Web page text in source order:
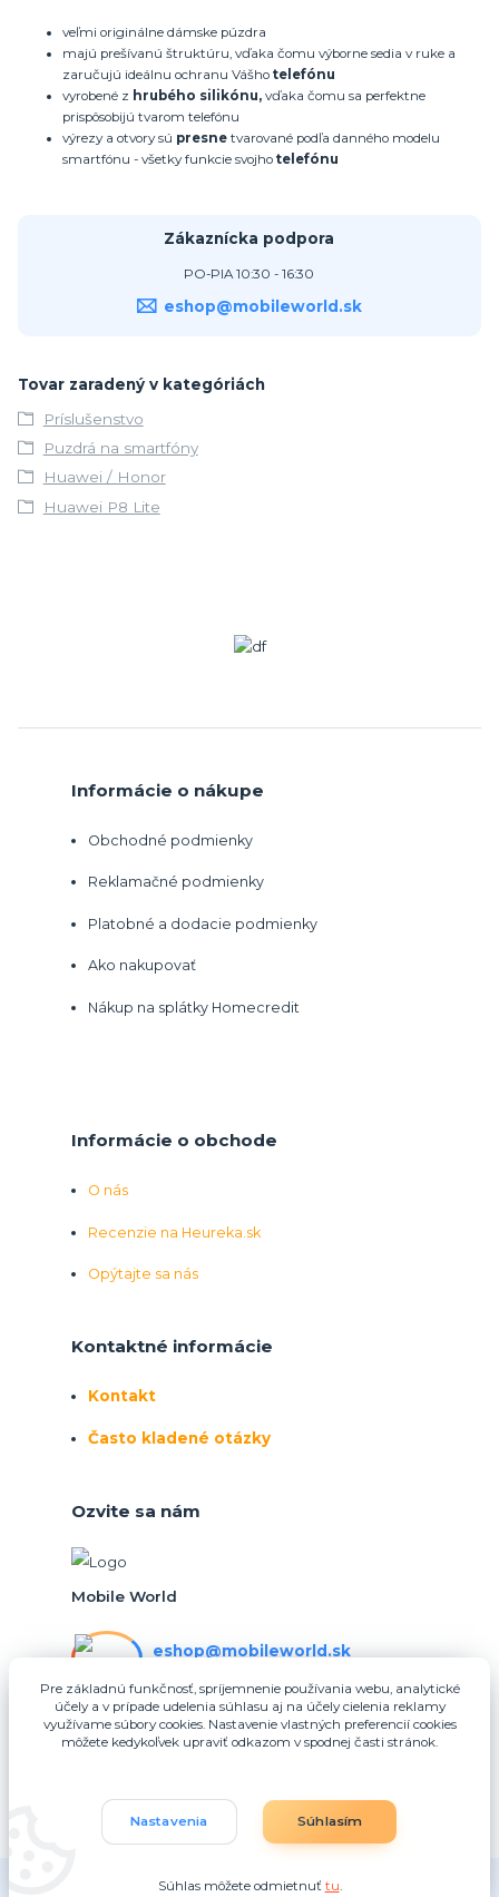
veľmi originálne dámske púzdra
majú prešívanú štruktúru, vďaka čomu výborne sedia v ruke a
zaručujú ideálnu ochranu Vášho telefónu
vyrobené z hrubého silikónu, vďaka čomu sa perfektne
prispôsobijú tvarom telefónu
výrezy a otvory sú presne tvarované podľa danného modelu
smartfónu - všetky funkcie svojho telefónu
Zákaznícka podpora
PO-PIA 10:30 - 16:30
eshop@mobileworld.sk
Tovar zaradený v kategóriách
Príslušenstvo
Puzdrá na smartfóny
Huawei / Honor
Huawei P8 Lite
Informácie o nákupe
Obchodné podmienky
Reklamačné podmienky
Platobné a dodacie podmienky
Ako nakupovať
Nákup na splátky Homecredit
Informácie o obchode
O nás
Recenzie na Heureka.sk
Opýtajte sa nás
Kontaktné informácie
Kontakt
Často kladené otázky
Ozvite sa nám
Mobile World
eshop@mobileworld.sk
eshop@mobileworld.sk
Pre základnú funkčnosť, spríjemnenie používania webu, analytické
účely a v prípade udelenia súhlasu aj na účely cielenia reklamy
využívame súbory cookies. Nastavenie vlastných preferencií cookies
môžete kedykoľvek upraviť odkazom v spodnej časti stránok.
Nastavenia Súhlasím
Súhlas môžete odmietnuť tu.